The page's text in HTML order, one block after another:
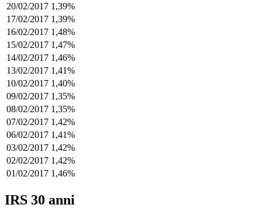
20/02/2017 1,39%
17/02/2017 1,39%
16/02/2017 1,48%
15/02/2017 1,47%
14/02/2017 1,46%
13/02/2017 1,41%
10/02/2017 1,40%
09/02/2017 1,35%
08/02/2017 1,35%
07/02/2017 1,42%
06/02/2017 1,41%
03/02/2017 1,42%
02/02/2017 1,42%
01/02/2017 1,46%
IRS 30 anni